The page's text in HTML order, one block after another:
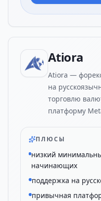
Atiora
Atiora —
на
торговлю
платформу
ПЛЮСЫ
низкий
начинающих
поддержка на
привычная